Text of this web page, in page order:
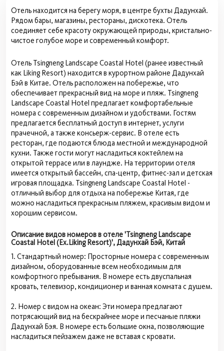
2022 — дата реновации
Отель находится на берегу моря, в центре бухты Дадунхай.
Рядом бары, магазины, рестораны, дискотека. Отель
соединяет себе красоту окружающей природы, кристально-
чистое голубое море и современный комфорт.
Отель Tsingneng Landscape Coastal Hotel (ранее известный
как Liking Resort) находится в курортном районе Дадунхай
Бэй в Китае. Отель расположен на побережье, что
обеспечивает прекрасный вид на море и пляж. Tsingneng
Landscape Coastal Hotel предлагает комфортабельные
номера с современным дизайном и удобствами. Гостям
предлагается бесплатный доступ в интернет, услуги
прачечной, а также консьерж-сервис. В отеле есть
ресторан, где подаются блюда местной и международной
кухни. Также гости могут насладиться коктейлем на
открытой террасе или в лаундже. На территории отеля
имеется открытый бассейн, спа-центр, фитнес-зал и детская
игровая площадка. Tsingneng Landscape Coastal Hotel -
отличный выбор для отдыха на побережье Китая, где
можно насладиться прекрасным пляжем, красивым видом и
хорошим сервисом.
Описание видов номеров в отеле 'Tsingneng Landscape
Coastal Hotel (Ex.Liking Resort)', Дадунхай Бэй, Китай
1. Стандартный номер: Просторные номера с современным
дизайном, оборудованные всем необходимым для
комфортного пребывания. В номере есть двуспальная
кровать, телевизор, кондиционер и ванная комната с душем.
2. Номер с видом на океан: Эти номера предлагают
потрясающий вид на бескрайнее море и песчаные пляжи
Дадунхай Бэя. В номере есть большие окна, позволяющие
насладиться пейзажем даже не вставая с кровати.